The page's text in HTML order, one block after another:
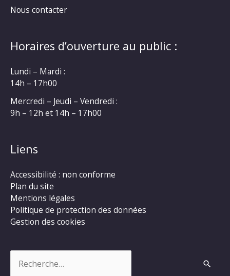
Nous contacter
Horaires d’ouverture au public :
Lundi – Mardi :
14h – 17h00
Mercredi – Jeudi – Vendredi :
9h – 12h et 14h – 17h00
Liens
Accessibilité : non conforme
Plan du site
Mentions légales
Politique de protection des données
Gestion des cookies